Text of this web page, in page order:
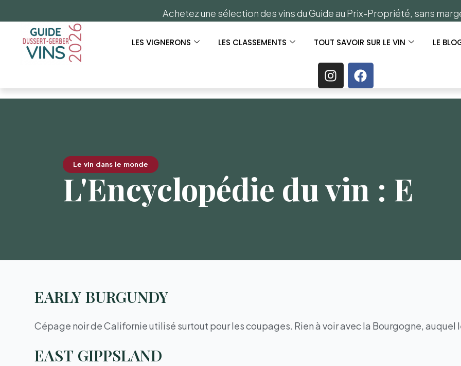
Achetez une sélection des vins du Guide au Prix-Propriété, sans
LES VIGNERONS LES CLASSEMENTS TOUT SAVOIR SUR LE VIN LE
Le vin dans le monde
L'Encyclopédie du vin : E
EARLY BURGUNDY
Cépage noir de Californie utilisé surtout pour les coupages. Rien à voir avec la Bourgogne, auquel
EAST GIPPSLAND